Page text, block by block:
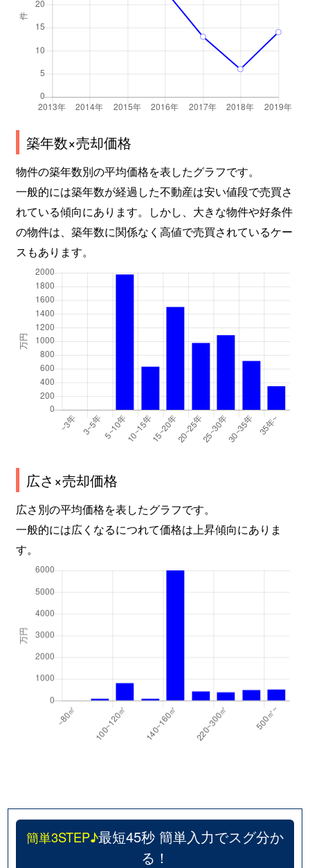
築年数×売却価格
物件の築年数別の平均価格を表したグラフです。
一般的には築年数が経過した不動産は安い値段で売買さ
れている傾向にあります。しかし、大きな物件や好条件
の物件は、築年数に関係なく高値で売買されているケー
スもあります。
広さ×売却価格
広さ別の平均価格を表したグラフです。
一般的には広くなるにつれて価格は上昇傾向にありま
す。
簡単3STEP♪最短45秒 簡単入力でスグ分か
る！